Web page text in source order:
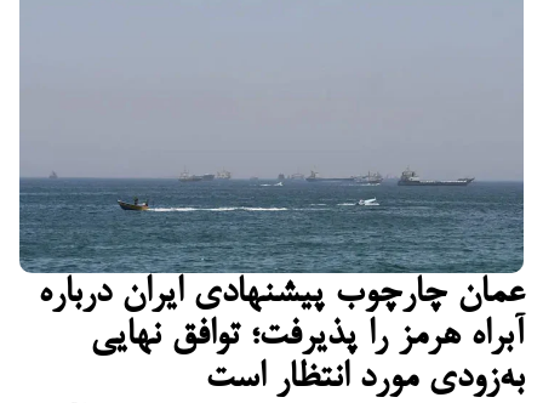
عمان چارچوب پیشنهادی ایران درباره
آبراه هرمز را پذیرفت؛ توافق نهایی
به‌زودی مورد انتظار است